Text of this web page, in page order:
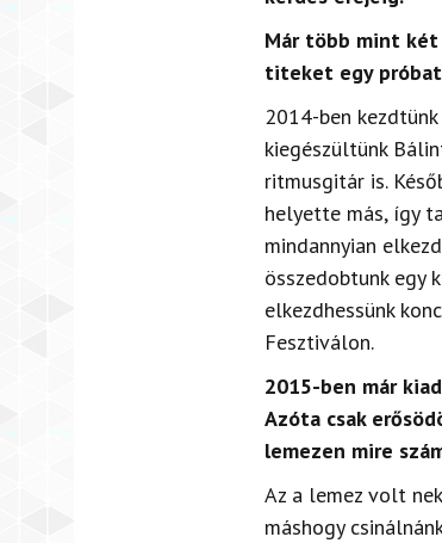
Már több mint
titeket egy
2014-ben
kiegészültünk
ritmusgitár is.
helyette más, így
mindannyian
összedobtunk egy
elkezdhessünk
Fesztiválon.
2015-ben már
Azóta csak
lemezen mire
Az a lemez volt
máshogy